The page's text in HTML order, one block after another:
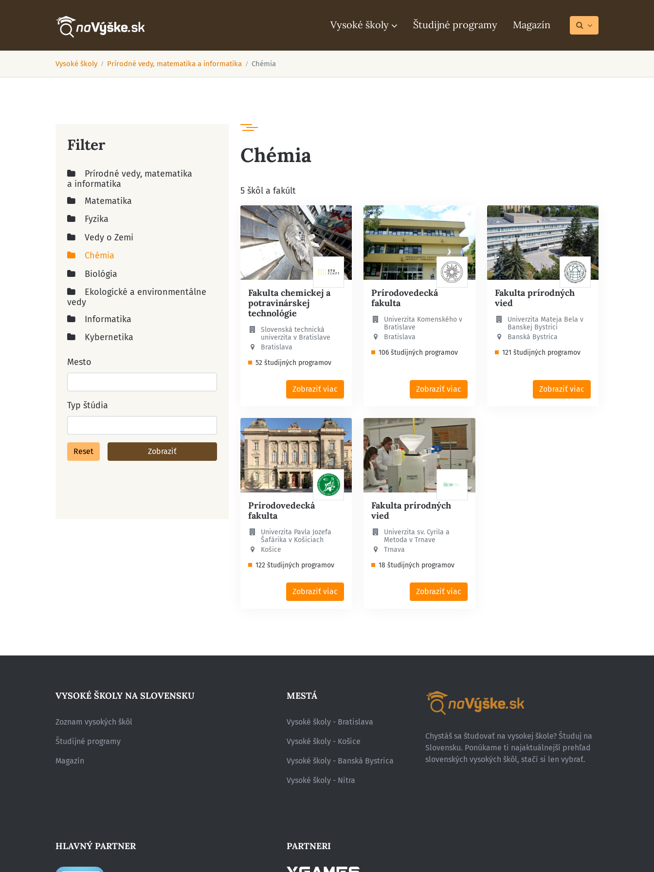
Vysoké školy Študijné programy Magazín
Vysoké školy Prírodné vedy, matematika a informatika Chémia
Filter
Prírodné vedy, matematika
a informatika
Matematika
Fyzika
Vedy o Zemi
Chémia
Biológia
Ekologické a environmentálne
vedy
Informatika
Kybernetika
Mesto
Typ štúdia
Reset Zobraziť
Chémia
5 škôl a fakúlt
Fakulta chemickej a
potravinárskej
technológie
Slovenská technická
univerzita v Bratislave
Bratislava
52 študijných programov
Zobraziť viac
Prírodovedecká
fakulta
Univerzita Komenského v
Bratislave
Bratislava
106 študijných programov
Zobraziť viac
Fakulta prírodných
vied
Univerzita Mateja Bela v
Banskej Bystrici
Banská Bystrica
121 študijných programov
Zobraziť viac
Prírodovedecká
fakulta
Univerzita Pavla Jozefa
Šafárika v Košiciach
Košice
122 študijných programov
Zobraziť viac
Fakulta prírodných
vied
Univerzita sv. Cyrila a
Metoda v Trnave
Trnava
18 študijných programov
Zobraziť viac
VYSOKÉ ŠKOLY NA SLOVENSKU
Zoznam vysokých škôl
Študijné programy
Magazín
MESTÁ
Vysoké školy - Bratislava
Vysoké školy - Košice
Vysoké školy - Banská Bystrica
Vysoké školy - Nitra
Chystáš sa študovať na vysokej škole? Študuj na
Slovensku. Ponúkame ti najaktuálnejší prehľad
slovenských vysokých škôl, stačí si len vybrať.
HLAVNÝ PARTNER PARTNERI